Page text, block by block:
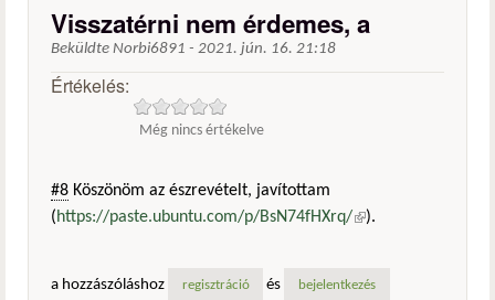
Visszatérni nem érdemes, a
Beküldte Norbi6891 - 2021. jún. 16. 21:18
Értékelés:
Még nincs értékelve
#8 Köszönöm az észrevételt, javítottam
(https://paste.ubuntu.com/p/BsN74fHXrq/(külső
).
a hozzászóláshoz regisztráció és bejelentkezés